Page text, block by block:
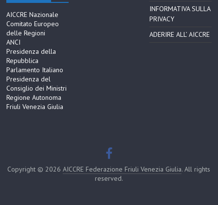
AICCRE Nazionale
Comitato Europeo
delle Regioni
ANCI
Presidenza della
Repubblica
Parlamento Italiano
Presidenza del
Consiglio dei Ministri
Regione Autonoma
Friuli Venezia Giulia
INFORMATIVA SULLA
PRIVACY
ADERIRE ALL’ AICCRE
Copyright © 2026AICCRE Federazione Friuli Venezia Giulia. All rights
reserved.